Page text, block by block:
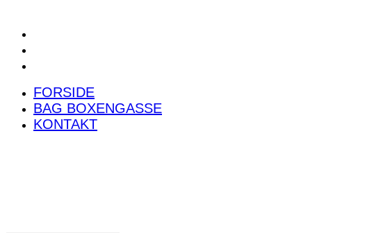
FORSIDE
BAG BOXENGASSE
KONTAKT